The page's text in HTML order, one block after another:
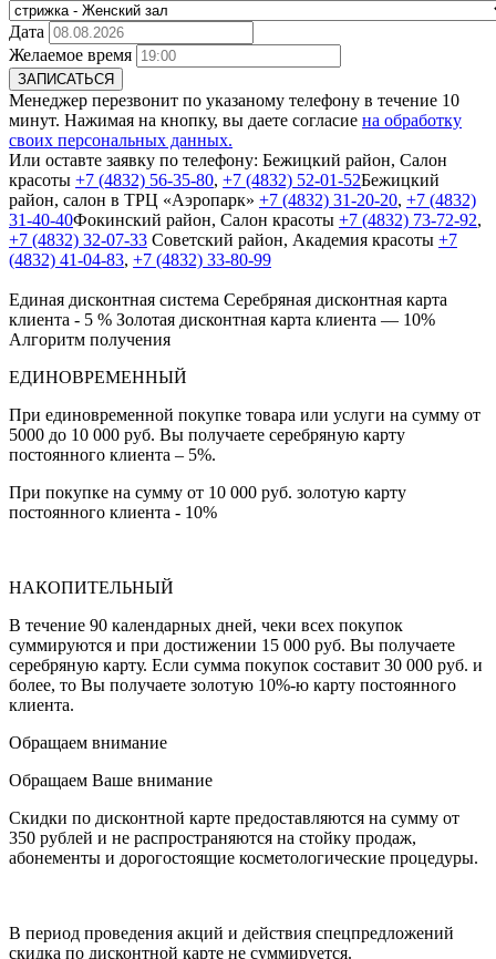
Дата
Желаемое время
ЗАПИСАТЬСЯ
Менеджер перезвонит по указаному телефону в течение 10
минут. Нажимая на кнопку, вы даете согласие на обработку
своих персональных данных.
Или оставте заявку по телефону: Бежицкий район, Салон
красоты +7 (4832) 56-35-80, +7 (4832) 52-01-52Бежицкий
район, салон в ТРЦ «Аэропарк» +7 (4832) 31-20-20, +7 (4832)
31-40-40Фокинский район, Салон красоты +7 (4832) 73-72-92,
+7 (4832) 32-07-33 Cоветский район, Академия красоты +7
(4832) 41-04-83, +7 (4832) 33-80-99
Единая дисконтная система Серебряная дисконтная карта
клиента - 5 % Золотая дисконтная карта клиента — 10%
Алгоритм получения
ЕДИНОВРЕМЕННЫЙ
При единовременной покупке товара или услуги на сумму от
5000 до 10 000 руб. Вы получаете серебряную карту
постоянного клиента – 5%.
При покупке на сумму от 10 000 руб. золотую карту
постоянного клиента - 10%
НАКОПИТЕЛЬНЫЙ
В течение 90 календарных дней, чеки всех покупок
суммируются и при достижении 15 000 руб. Вы получаете
серебряную карту. Если сумма покупок составит 30 000 руб. и
более, то Вы получаете золотую 10%-ю карту постоянного
клиента.
Обращаем внимание
Обращаем Ваше внимание
Скидки по дисконтной карте предоставляются на сумму от
350 рублей и не распространяются на стойку продаж,
абонементы и дорогостоящие косметологические процедуры.
В период проведения акций и действия спецпредложений
скидка по дисконтной карте не суммируется.